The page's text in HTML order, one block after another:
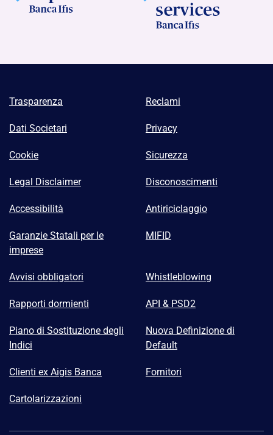
Trasparenza Reclami
Dati Societari Privacy
Cookie Sicurezza
Legal Disclaimer Disconoscimenti
Accessibilità Antiriciclaggio
Garanzie Statali per le
imprese
MIFID
Avvisi obbligatori Whistleblowing
Rapporti dormienti API & PSD2
Piano di Sostituzione degli
Indici
Nuova Definizione di
Default
Clienti ex Aigis Banca Fornitori
Cartolarizzazioni